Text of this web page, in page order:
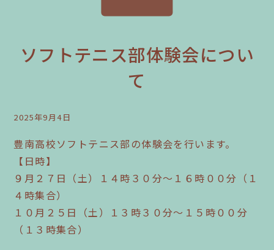
ソフトテニス部体験会につい
て
2025年9月4日
豊南高校ソフトテニス部の体験会を行います。
【日時】
９月２７日（土）１４時３０分～１６時００分（１
４時集合）
１０月２５日（土）１３時３０分～１５時００分
（１３時集合）